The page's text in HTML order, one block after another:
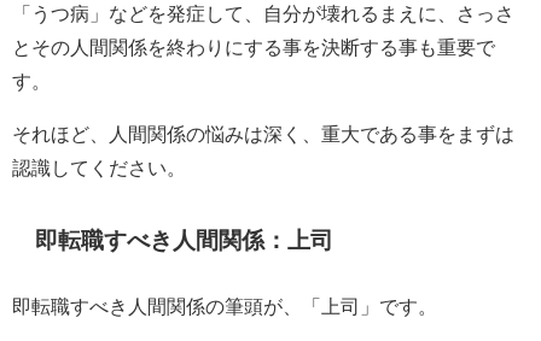
「うつ病」などを発症して、自分が壊れるまえに、さっさ
とその人間関係を終わりにする事を決断する事も重要で
す。
それほど、人間関係の悩みは深く、重大である事をまずは
認識してください。
即転職すべき人間関係：上司
即転職すべき人間関係の筆頭が、「上司」です。